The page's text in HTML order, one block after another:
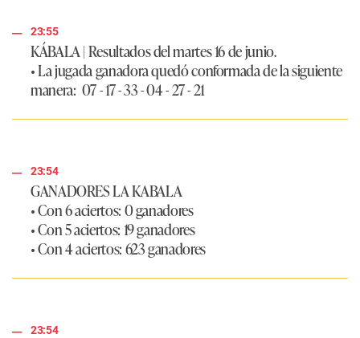
23:55
KÁBALA|Resultados del martes 16 de junio.
• La jugada ganadora quedó conformada de la siguiente
manera: 07 - 17 - 33 - 04 - 27 - 21
23:54
GANADORES LA KABALA
• Con 6 aciertos: 0 ganadores
• Con 5 aciertos: 19 ganadores
• Con 4 aciertos: 623 ganadores
23:54